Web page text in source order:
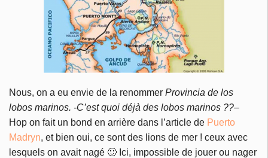
Nous, on a eu envie de la renommer Provincia de los
lobos marinos. -C’est quoi déjà des lobos marinos ??–
Hop on fait un bond en arrière dans l’article de Puerto
Madryn, et bien oui, ce sont des lions de mer ! ceux avec
lesquels on avait nagé 🙂 Ici, impossible de jouer ou nager